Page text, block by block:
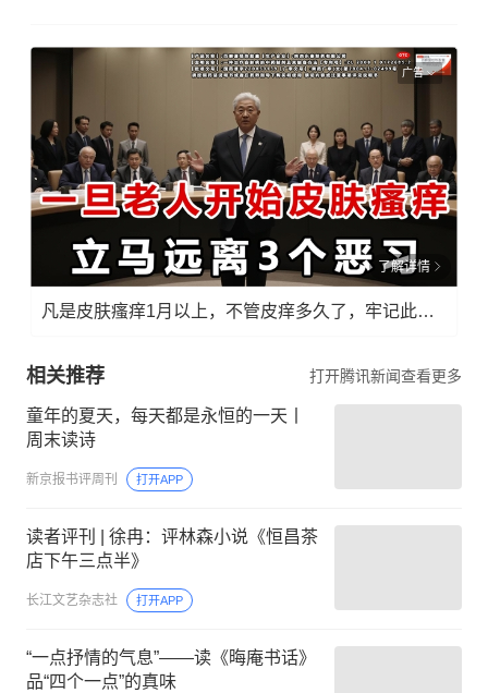
广告
了解详情
凡是皮肤瘙痒1月以上，不管皮痒多久了，牢记此法，快！准！狠！
相关推荐 打开腾讯新闻查看更多
童年的夏天，每天都是永恒的一天丨
周末读诗
新京报书评周刊 打开APP
读者评刊 | 徐冉：评林森小说《恒昌茶
店下午三点半》
长江文艺杂志社 打开APP
“一点抒情的气息”——读《晦庵书话》
品“四个一点”的真味